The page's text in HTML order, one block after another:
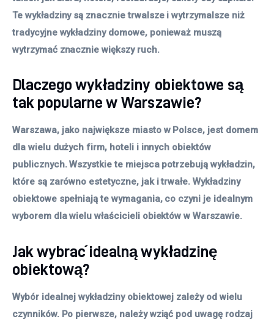
Te wykładziny są znacznie trwalsze i wytrzymalsze niż
tradycyjne wykładziny domowe, ponieważ muszą
wytrzymać znacznie większy ruch.
Dlaczego wykładziny obiektowe są
tak popularne w Warszawie?
Warszawa, jako największe miasto w Polsce, jest domem
dla wielu dużych firm, hoteli i innych obiektów
publicznych. Wszystkie te miejsca potrzebują wykładzin,
które są zarówno estetyczne, jak i trwałe. Wykładziny
obiektowe spełniają te wymagania, co czyni je idealnym
wyborem dla wielu właścicieli obiektów w Warszawie.
Jak wybrać idealną wykładzinę
obiektową?
Wybór idealnej wykładziny obiektowej zależy od wielu
czynników. Po pierwsze, należy wziąć pod uwagę rodzaj